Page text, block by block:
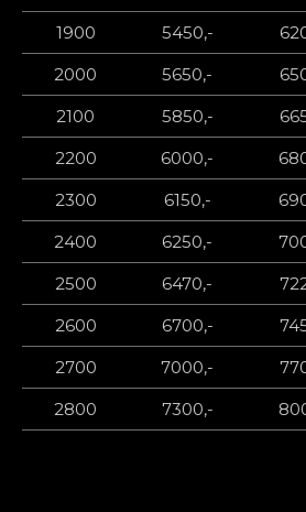
1900
5450,-
2000
5650,-
2100
5850,-
2200
6000,-
2300
6150,-
2400
6250,-
2500
6470,-
2600
6700,-
2700
7000,-
2800
7300,-